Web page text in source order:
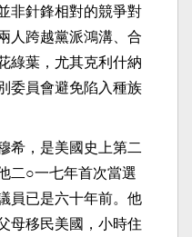
非針鋒相對的競爭對
人跨越黨派鴻溝、合
綠葉，尤其克利什納
委員會避免陷入種族
希，是美國史上第二
二○一七年首次當選
員已是六十年前。他
母移民美國，小時住